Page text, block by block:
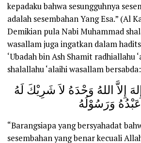
kepadaku bahwa sesungguhnya
adalah sesembahan Yang Esa.” (Al
Demikian pula Nabi Muhammad
wasallam juga ingatkan dalam
‘Ubadah bin Ash Shamit radhiallahu
shalallahu ‘alaihi wasallam bersabda:
إِلاَّ اللهُ وَحْدَهُ لاَ شَرِيْكَ لَهُ
“Barangsiapa yang bersyahadat
sesembahan yang benar kecuali